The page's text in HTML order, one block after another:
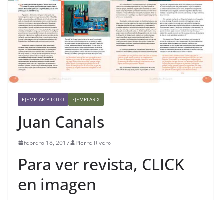
EJEMPLAR PILOTO EJEMPLAR X
Juan Canals
febrero 18, 2017 Pierre Rivero
Para ver revista, CLICK
en imagen